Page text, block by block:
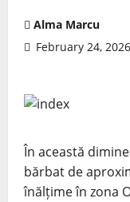
Alma Marcu
February 24, 2026
În această
bărbat de
înălțime în zona